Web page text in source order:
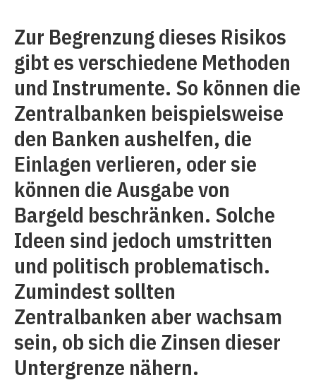
Zur Begrenzung dieses Risikos
gibt es verschiedene Methoden
und Instrumente. So können die
Zentralbanken beispielsweise
den Banken aushelfen, die
Einlagen verlieren, oder sie
können die Ausgabe von
Bargeld beschränken. Solche
Ideen sind jedoch umstritten
und politisch problematisch.
Zumindest sollten
Zentralbanken aber wachsam
sein, ob sich die Zinsen dieser
Untergrenze nähern.